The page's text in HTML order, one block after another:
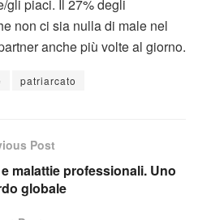
gli piaci. Il 27% degli
non ci sia nulla di male nel
anche più volte al giorno.
patriarcato
Post
malattie professionali. Uno
globale